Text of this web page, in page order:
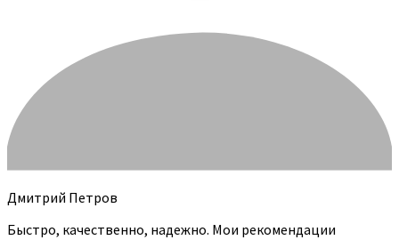
Дмитрий Петров
Быстро, качественно, надежно. Мои рекомендации